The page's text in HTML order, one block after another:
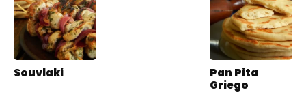
Souvlaki
Pan Pita
Griego